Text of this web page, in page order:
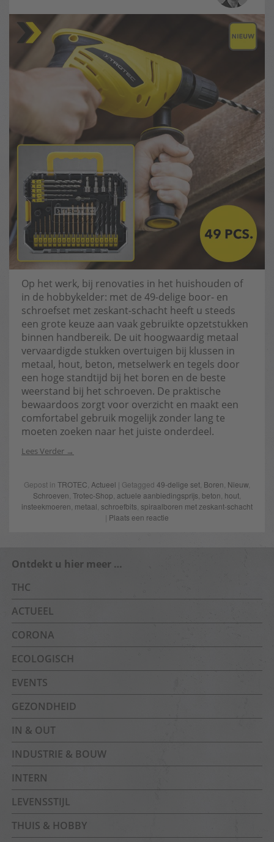
Op het werk, bij renovaties in het huishouden of
in de hobbykelder: met de 49-delige boor- en
schroefset met zeskant-schacht heeft u steeds
een grote keuze aan vaak gebruikte opzetstukken
binnen handbereik. De uit hoogwaardig metaal
vervaardigde stukken overtuigen bij klussen in
metaal, hout, beton, metselwerk en tegels door
een hoge standtijd bij het boren en de beste
weerstand bij het schroeven. De praktische
bewaardoos zorgt voor overzicht en maakt een
comfortabel gebruik mogelijk zonder lang te
moeten zoeken naar het juiste onderdeel.
Lees Verder
Gepost in TROTEC Actueel | Getagged 49-delige set Boren Nieuw
Schroeven Trotec-Shop actuele aanbiedingsprijs beton hout
insteekmoeren metaal schroefbits spiraalboren met zeskant-schacht
| Plaats een reactie
Ontdekt u hier meer …
THC
ACTUEEL
CORONA
ECOLOGISCH
EVENTS
GEZONDHEID
IN & OUT
INDUSTRIE & BOUW
INTERN
LEVENSSTIJL
THUIS & HOBBY